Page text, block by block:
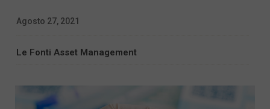
Agosto 27, 2021
Le Fonti Asset Management